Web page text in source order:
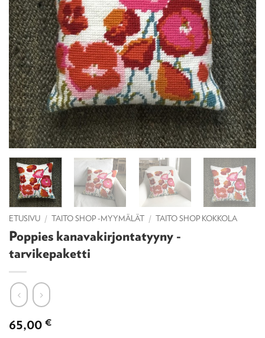
ETUSIVU / TAITO SHOP -MYYMÄLÄT / TAITO SHOP KOKKOLA
Poppies kanavakirjontatyyny -
tarvikepaketti
65,00 €